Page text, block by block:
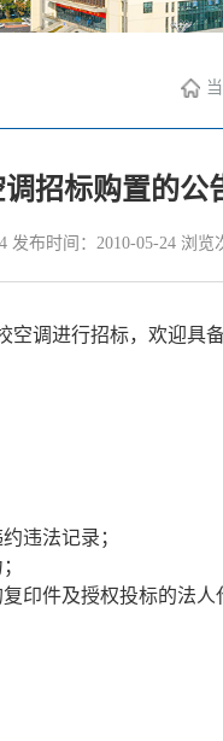
招标购置的公
发布时间：2010-05-24 浏览
调进行招标，欢迎具
违法记录；
件及授权投标的法人